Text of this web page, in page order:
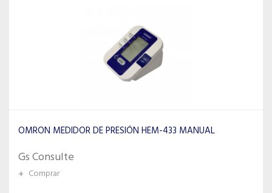
OMRON MEDIDOR DE PRESIÓN HEM-433 MANUAL
Gs Consulte
+ Comprar